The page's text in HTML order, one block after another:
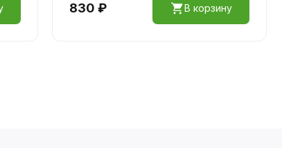
830 ₽ В корзину